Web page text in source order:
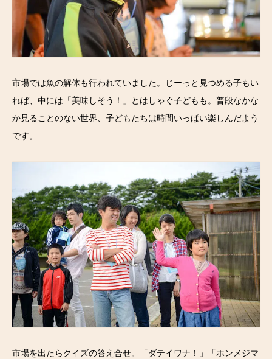
市場では魚の解体も行われていました。じーっと見つめる子もい
れば、中には「美味しそう！」とはしゃぐ子どもも。普段なかな
か見ることのない世界、子どもたちは時間いっぱい楽しんだよう
です。
市場を出たらクイズの答え合せ。「ダテイワナ！」「ホンメジマ